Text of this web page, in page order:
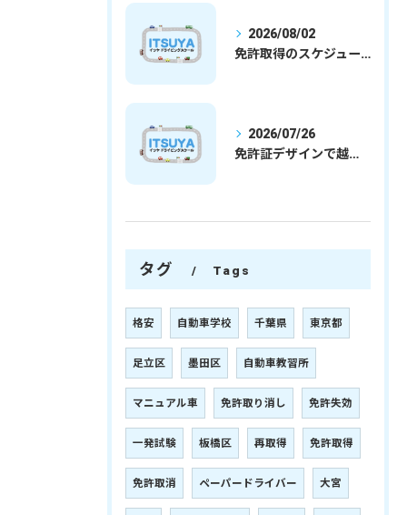
2026/08/02
免許取得のスケジュールを徹底解説学生社会人の通学合宿別プランで最短取得のコツ
2026/07/26
免許証デザインで越谷市愛を表現する埼玉県さいたま市越谷市の免許取得完全ガイド
タグ Tags
格安 自動車学校 千葉県 東京都
足立区 墨田区 自動車教習所
マニュアル車 免許取り消し 免許失効
一発試験 板橋区 再取得 免許取得
免許取消 ペーパードライバー 大宮